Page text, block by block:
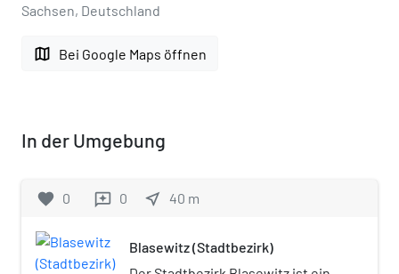
Sachsen, Deutschland
map Bei Google Maps öffnen
In der Umgebung
favorite 0 reviews 0 near_me 40 m
Blasewitz (Stadtbezirk)